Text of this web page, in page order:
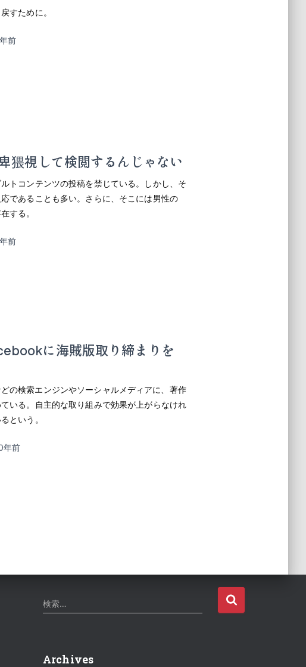
すために。
前
猥視して検閲するんじゃない
トコンテンツの投稿を禁じている。しかし、そ
であることも多い。さらに、そこには男性の
する。
前
に海賊版取り締まりを
の検索エンジンやソーシャルメディアに、著作
いる。自主的な取り組みで効果が上がらなけれ
という。
年前
検
索
検索…
Archives